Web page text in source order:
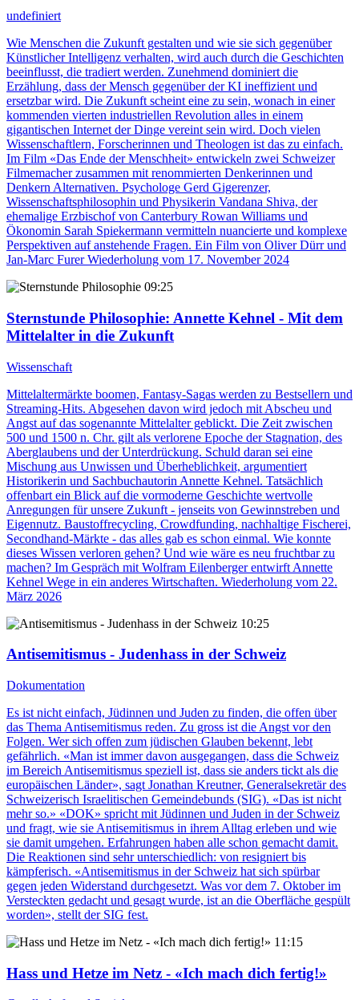
undefiniert
Wie Menschen die Zukunft gestalten und wie sie sich gegenüber
Künstlicher Intelligenz verhalten, wird auch durch die Geschichten
beeinflusst, die tradiert werden. Zunehmend dominiert die
Erzählung, dass der Mensch gegenüber der KI ineffizient und
ersetzbar wird. Die Zukunft scheint eine zu sein, wonach in einer
kommenden vierten industriellen Revolution alles in einem
gigantischen Internet der Dinge vereint sein wird. Doch vielen
Wissenschaftlern, Forscherinnen und Theologen ist das zu einfach.
Im Film «Das Ende der Menschheit» entwickeln zwei Schweizer
Filmemacher zusammen mit renommierten Denkerinnen und
Denkern Alternativen. Psychologe Gerd Gigerenzer,
Wissenschaftsphilosophin und Physikerin Vandana Shiva, der
ehemalige Erzbischof von Canterbury Rowan Williams und
Ökonomin Sarah Spiekermann vermitteln nuancierte und komplexe
Perspektiven auf anstehende Fragen. Ein Film von Oliver Dürr und
Jan-Marc Furer Wiederholung vom 17. November 2024
09:25
Sternstunde Philosophie: Annette Kehnel - Mit dem
Mittelalter in die Zukunft
Wissenschaft
Mittelaltermärkte boomen, Fantasy-Sagas werden zu Bestsellern und
Streaming-Hits. Abgesehen davon wird jedoch mit Abscheu und
Angst auf das sogenannte Mittelalter geblickt. Die Zeit zwischen
500 und 1500 n. Chr. gilt als verlorene Epoche der Stagnation, des
Aberglaubens und der Unterdrückung. Schuld daran sei eine
Mischung aus Unwissen und Überheblichkeit, argumentiert
Historikerin und Sachbuchautorin Annette Kehnel. Tatsächlich
offenbart ein Blick auf die vormoderne Geschichte wertvolle
Anregungen für unsere Zukunft - jenseits von Gewinnstreben und
Eigennutz. Baustoffrecycling, Crowdfunding, nachhaltige Fischerei,
Secondhand-Märkte - das alles gab es schon einmal. Wie konnte
dieses Wissen verloren gehen? Und wie wäre es neu fruchtbar zu
machen? Im Gespräch mit Wolfram Eilenberger entwirft Annette
Kehnel Wege in ein anderes Wirtschaften. Wiederholung vom 22.
März 2026
10:25
Antisemitismus - Judenhass in der Schweiz
Dokumentation
Es ist nicht einfach, Jüdinnen und Juden zu finden, die offen über
das Thema Antisemitismus reden. Zu gross ist die Angst vor den
Folgen. Wer sich offen zum jüdischen Glauben bekennt, lebt
gefährlich. «Man ist immer davon ausgegangen, dass die Schweiz
im Bereich Antisemitismus speziell ist, dass sie anders tickt als die
europäischen Länder», sagt Jonathan Kreutner, Generalsekretär des
Schweizerisch Israelitischen Gemeindebunds (SIG). «Das ist nicht
mehr so.» «DOK» spricht mit Jüdinnen und Juden in der Schweiz
und fragt, wie sie Antisemitismus in ihrem Alltag erleben und wie
sie damit umgehen. Erfahrungen haben alle schon gemacht damit.
Die Reaktionen sind sehr unterschiedlich: von resigniert bis
kämpferisch. «Antisemitismus in der Schweiz hat sich spürbar
gegen jeden Widerstand durchgesetzt. Was vor dem 7. Oktober im
Versteckten gedacht und gesagt wurde, ist an die Oberfläche gespült
worden», stellt der SIG fest.
11:15
Hass und Hetze im Netz - «Ich mach dich fertig!»